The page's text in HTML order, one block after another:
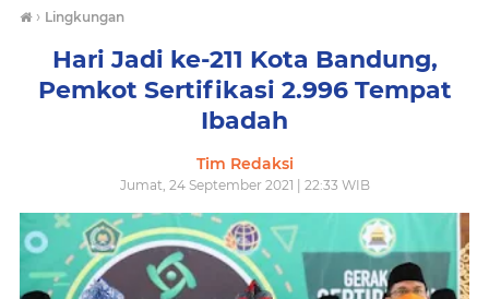
› Lingkungan
Hari Jadi ke-211 Kota Bandung,
Pemkot Sertifikasi 2.996 Tempat
Ibadah
Tim Redaksi
Jumat, 24 September 2021 | 22:33 WIB